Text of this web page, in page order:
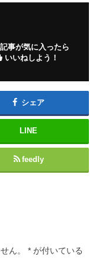
事が気に入ったら
いいねしよう！
シェア
LINE
feedly
ん。 * が付いている